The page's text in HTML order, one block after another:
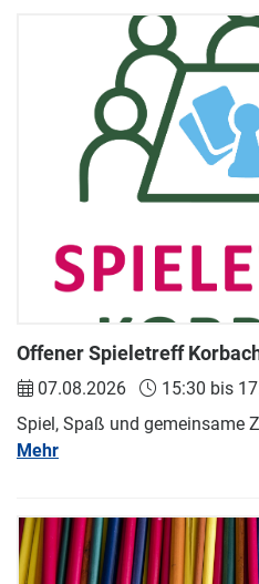
Offener Spieletreff
07.08.2026
15:30 bis
Spiel, Spaß und gemeinsame
Mehr